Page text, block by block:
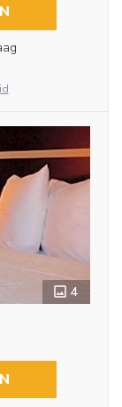
4